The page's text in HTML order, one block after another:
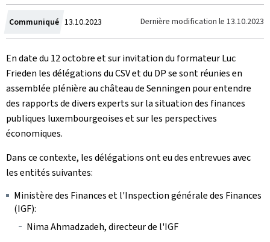
Communiqué Crée
le
13.10.2023 Dernière modification le 13.10.2023
En date du 12 octobre et sur invitation du formateur Luc
Frieden les délégations du CSV et du DP se sont réunies en
assemblée plénière au château de Senningen pour entendre
des rapports de divers experts sur la situation des finances
publiques luxembourgeoises et sur les perspectives
économiques.
Dans ce contexte, les délégations ont eu des entrevues avec
les entités suivantes:
Ministère des Finances et l'Inspection générale des Finances
(IGF):
Nima Ahmadzadeh, directeur de l'IGF